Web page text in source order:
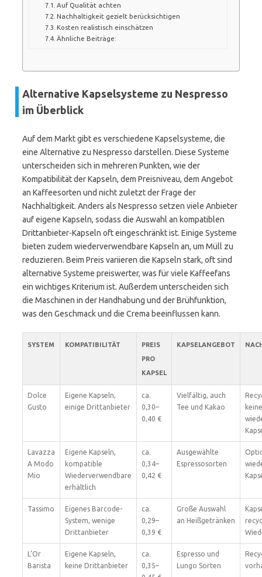
Auf Qualität achten
Nachhaltigkeit gezielt berücksichtigen
Kosten realistisch einschätzen
Ähnliche Beiträge:
Alternative Kapselsysteme zu Nespresso
im Überblick
Auf dem Markt gibt es verschiedene Kapselsysteme, die
eine Alternative zu Nespresso darstellen. Diese Systeme
unterscheiden sich in mehreren Punkten, wie der
Kompatibilität der Kapseln, dem Preisniveau, dem Angebot
an Kaffeesorten und nicht zuletzt der Frage der
Nachhaltigkeit. Anders als Nespresso setzen viele Anbieter
auf eigene Kapseln, sodass die Auswahl an kompatiblen
Drittanbieter-Kapseln oft eingeschränkt ist. Einige Systeme
bieten zudem wiederverwendbare Kapseln an, um Müll zu
reduzieren. Beim Preis variieren die Kapseln stark, oft sind
alternative Systeme preiswerter, was für viele Kaffeefans
ein wichtiges Kriterium ist. Außerdem unterscheiden sich
die Maschinen in der Handhabung und der Brühfunktion,
was den Geschmack und die Crema beeinflussen kann.
SYSTEM KOMPATIBILITÄT
PREIS
PRO
KAPSEL
KAPSELANGEBOT
Dolce
Gusto
Eigene Kapseln,
einige Drittanbieter
ca.
0,30–
0,40 €
Vielfältig, auch
Tee und Kakao
keine
Lavazza
A Modo
Mio
Eigene Kapseln,
kompatible
Wiederverwendbare
erhältlich
ca.
0,34–
0,42 €
Ausgewählte
Espressosorten
Tassimo
Eigenes Barcode-
System, wenige
Drittanbieter
ca.
0,29–
0,39 €
Große Auswahl
an Heißgetränken
L’Or
Barista
Eigene Kapseln,
keine Drittanbieter
ca.
0,35–
Espresso und
Lungo Sorten